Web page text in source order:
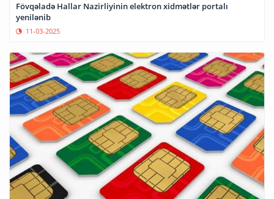
Fövqəladə Hallar Nazirliyinin elektron xidmətlər portalı
yenilənib
11-03-2025